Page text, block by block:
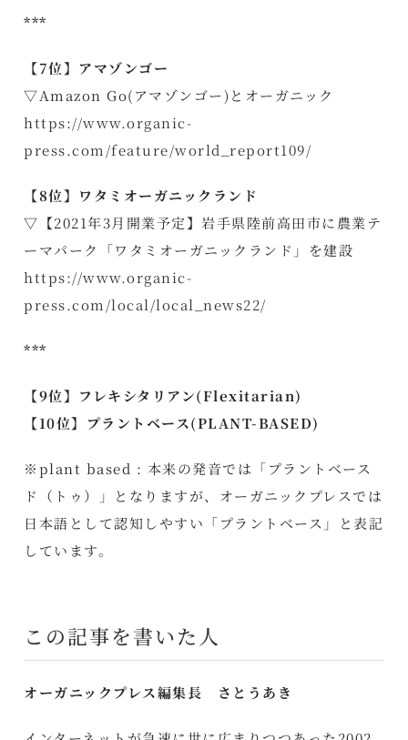
***
【7位】アマゾンゴー
▽Amazon Go(アマゾンゴー)とオーガニック
https://www.organic-
press.com/feature/world_report109/
【8位】ワタミオーガニックランド
▽【2021年3月開業予定】岩手県陸前高田市に農業テ
ーマパーク「ワタミオーガニックランド」を建設
https://www.organic-
press.com/local/local_news22/
***
【9位】フレキシタリアン(Flexitarian)
【10位】プラントベース(PLANT-BASED)
※plant based : 本来の発音では「プラントベース
ド（トゥ）」となりますが、オーガニックプレスでは
日本語として認知しやすい「プラントベース」と表記
しています。
この記事を書いた人
オーガニックプレス編集長 さとうあき